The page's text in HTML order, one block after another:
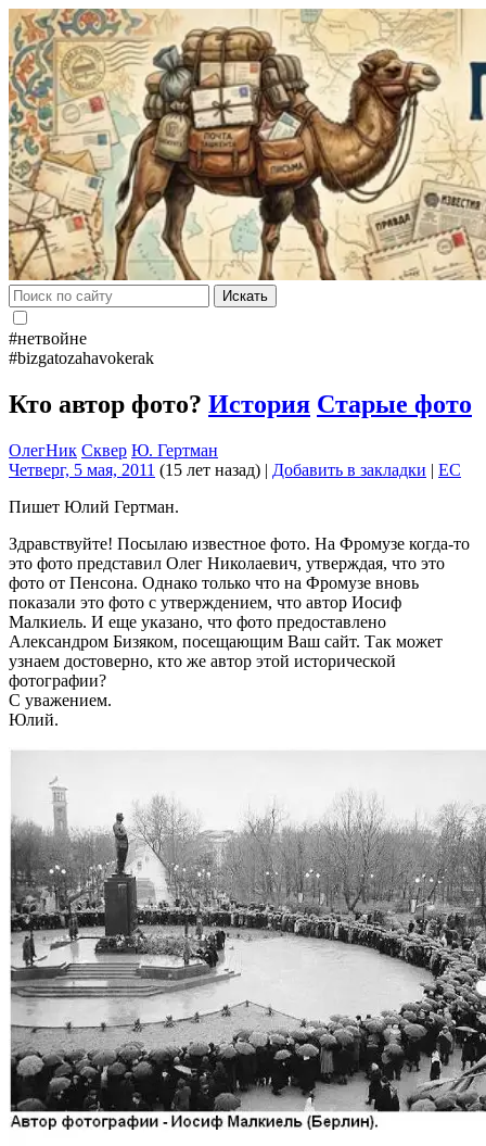
Искать
#нетвойне
#bizgatozahavokerak
Кто автор фото? История Старые фото
ОлегНик Сквер Ю. Гертман
Четверг, 5 мая, 2011 (15 лет назад) | Добавить в закладки | EC
Пишет Юлий Гертман.
Здравствуйте! Посылаю известное фото. На Фромузе когда-то
это фото представил Олег Николаевич, утверждая, что это
фото от Пенсона. Однако только что на Фромузе вновь
показали это фото с утверждением, что автор Иосиф
Малкиель. И еще указано, что фото предоставлено
Александром Бизяком, посещающим Ваш сайт. Так может
узнаем достоверно, кто же автор этой исторической
фотографии?
С уважением.
Юлий.